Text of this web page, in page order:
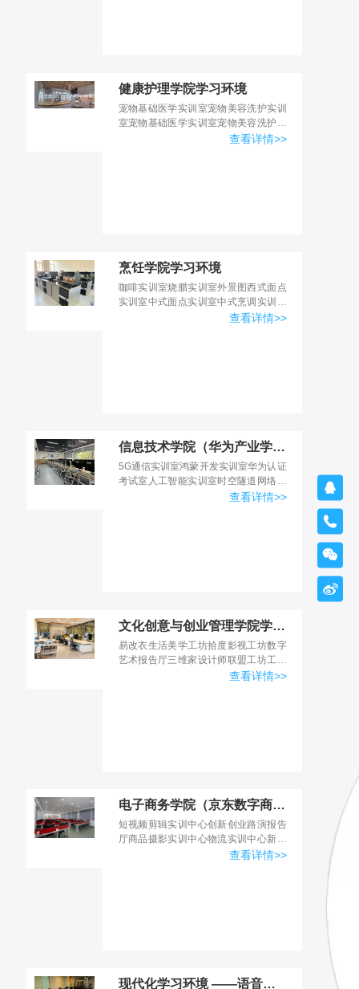
健康护理学院学习环境
宠物基础医学实训室宠物美容洗护实训
室宠物基础医学实训室宠物美容洗护实
训室现代康复实训室现代康复实训室现
查看详情>>
烹饪学院学习环境
咖啡实训室烧腊实训室外景图西式面点
实训室中式面点实训室中式烹调实训室
查看详情>>
信息技术学院（华为产业学院）学习环境
5G通信实训室鸿蒙开发实训室华为认证
考试室人工智能实训室时空隧道网络安
全实训室一楼展厅一楼展厅智能物联实
查看详情>>
文化创意与创业管理学院学习环境
易改衣生活美学工坊拾度影视工坊数字
艺术报告厅三维家设计师联盟工坊工学
一体化实训室工学一体化实训室虚拟演
查看详情>>
电子商务学院（京东数字商务产业学院）学习环境
短视频剪辑实训中心创新创业路演报告
厅商品摄影实训中心物流实训中心新媒
体运营项目教室选品间直播实训教室
查看详情>>
现代化学习环境 ——语音室、录播室



